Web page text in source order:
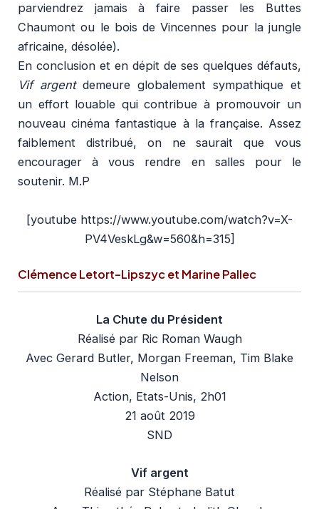
parviendrez jamais à faire passer les Buttes
Chaumont ou le bois de Vincennes pour la jungle
africaine, désolée).
En conclusion et en dépit de ses quelques défauts,
Vif argentdemeure globalement sympathique et
un effort louable qui contribue à promouvoir un
nouveau cinéma fantastique à la française. Assez
faiblement distribué, on ne saurait que vous
encourager à vous rendre en salles pour le
soutenir. M.P
[youtube https://www.youtube.com/watch?v=X-
PV4VeskLg&w=560&h=315]
Clémence Letort-Lipszyc et Marine Pallec
La Chute du Président
Réalisé par Ric Roman Waugh
Avec Gerard Butler, Morgan Freeman, Tim Blake
Nelson
Action, Etats-Unis, 2h01
21 août 2019
SND
Vif argent
Réalisé par Stéphane Batut